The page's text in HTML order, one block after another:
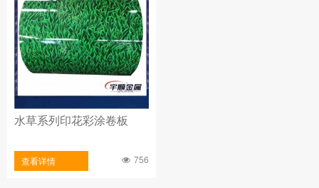
水草系列印花彩涂卷板
查看详情 756